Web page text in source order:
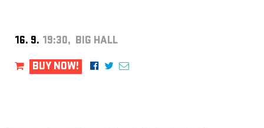
16. 9. 19:30, BIG HALL
BUY NOW!